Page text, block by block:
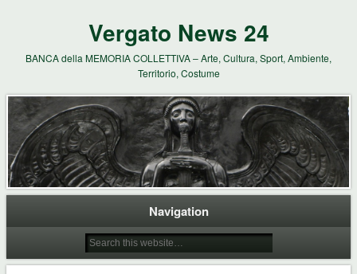
Vergato News 24
BANCA della MEMORIA COLLETTIVA – Arte, Cultura, Sport, Ambiente,
Territorio, Costume
Navigation